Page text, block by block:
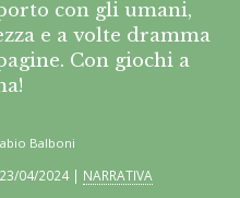
con gli umani,
e a volte dramma
Con giochi a
Balboni
04/2024 | NARRATIVA